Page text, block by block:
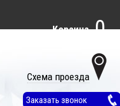
Схема проезда
Заказать звонок
Корзина 0